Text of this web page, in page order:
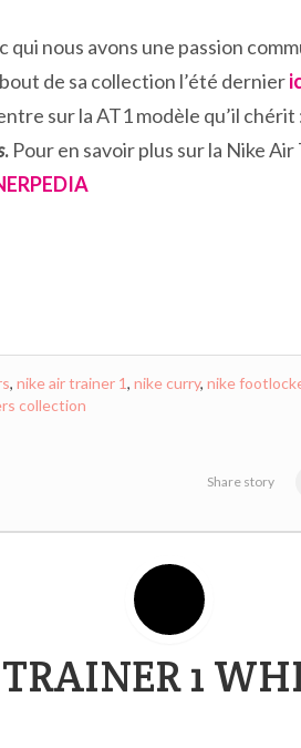
qui nous avons une passion
de sa collection l’été dernier
sur la AT1 modèle qu’il chérit
. Pour en savoir plus sur la Nike
, nike air trainer 1, nike curry, nike
collection
Share story
1